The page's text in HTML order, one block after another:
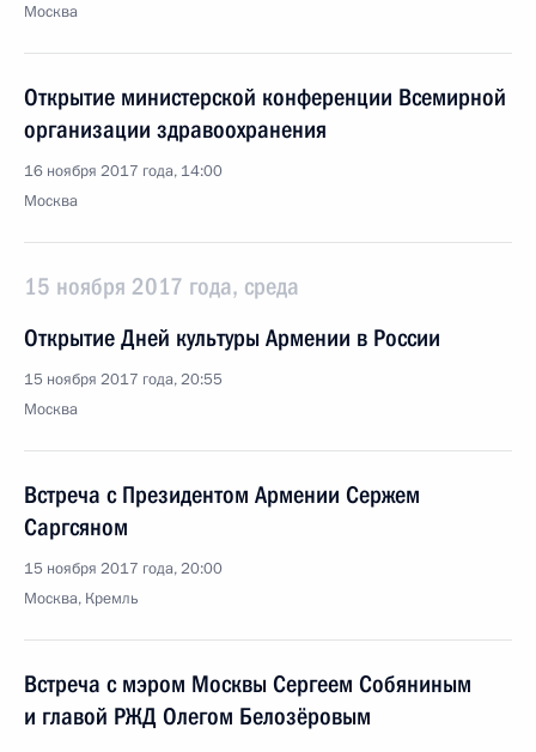
Москва
Открытие министерской конференции Всемирной
организации здравоохранения
16 ноября 2017 года, 14:00
Москва
15 ноября 2017 года, среда
Открытие Дней культуры Армении в России
15 ноября 2017 года, 20:55
Москва
Встреча с Президентом Армении Сержем
Саргсяном
15 ноября 2017 года, 20:00
Москва, Кремль
Встреча с мэром Москвы Сергеем Собяниным
и главой РЖД Олегом Белозёровым